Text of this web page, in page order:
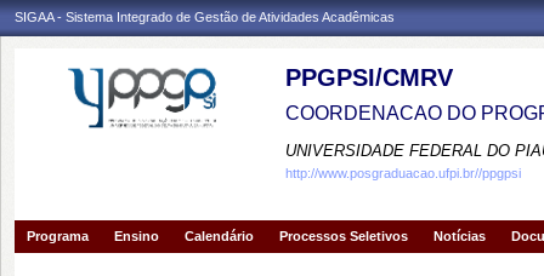
SIGAA - Sistema Integrado de Gestão de Atividades Acadêmicas
PPGPSI/CMRV
COORDENACAO DO
UNIVERSIDADE FEDERAL DO
http://www.posgraduacao.ufpi.br//ppgpsi
Programa Ensino Calendário Processos Seletivos Notícias